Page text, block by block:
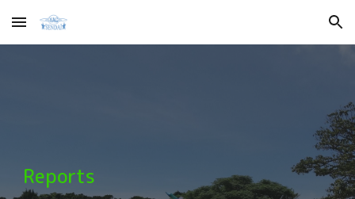
Skip to main content Skip to navigation
Reports